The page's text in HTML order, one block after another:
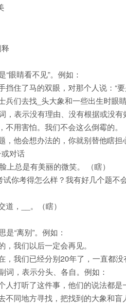
“眼睛看不见”。例如：
挡住了马的双眼，对那个人说：“
兵们去找_头大象和一些出生时眼
，表示没有理由、没有根据或没有
不用害怕。我们不会这么倒霉的。
，他会想办法的，你就别替他瞎担
对话
上总是有美丽的微笑。 （瞎）
试你考得怎么样？我有好几个题不会
道，__。（瞎）
是“离别”。例如：
，我们以后一定会再见。
，我们已经分别20年了，一直都没
词，表示分头、各自。例如：
人打听了这件事，他们的说法都是
不同地方寻找，把找到的大象和盲